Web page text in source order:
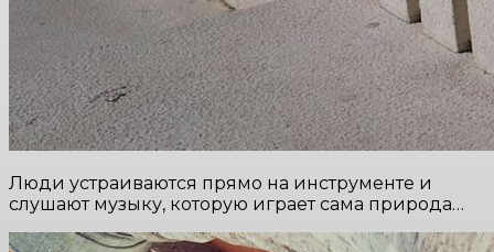
Люди устраиваются прямо на инструменте и
слушают музыку, которую играет сама природа…